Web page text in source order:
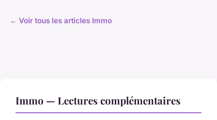
← Voir tous les articles Immo
Immo — Lectures complémentaires